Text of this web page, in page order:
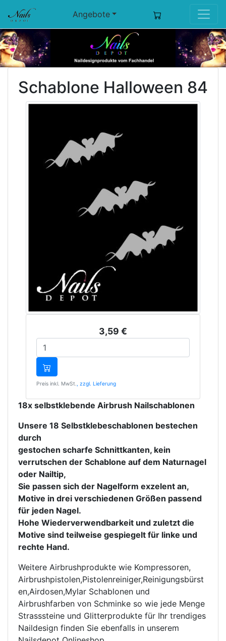
Angebote
Schablone Halloween 84
3,59 €
Preis inkl. MwSt. , zzgl. Lieferung
18x selbstklebende Airbrush Nailschablonen
Unsere 18 Selbstklebeschablonen bestechen
durch
gestochen scharfe Schnittkanten, kein
verrutschen der Schablone auf dem Naturnagel
oder Nailtip,
Sie passen sich der Nagelform exzelent an,
Motive in drei verschiedenen Größen passend
für jeden Nagel.
Hohe Wiederverwendbarkeit und zuletzt die
Motive sind teilweise gespiegelt für linke und
rechte Hand.
Weitere Airbrushprodukte wie Kompressoren,
Airbrushpistolen,Pistolenreiniger,Reinigungsbürst
en,Airdosen,Mylar Schablonen und
Airbrushfarben von Schminke so wie jede Menge
Strasssteine und Glitterprodukte für Ihr trendiges
Naildesign finden Sie ebenfalls in unserem